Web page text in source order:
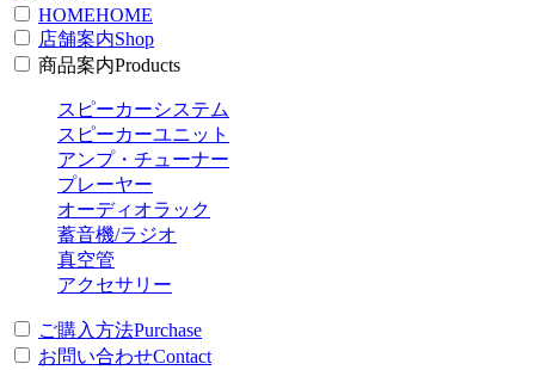
HOMEHOME
店舗案内Shop
商品案内Products
スピーカーシステム
スピーカーユニット
アンプ・チューナー
プレーヤー
オーディオラック
蓄音機/ラジオ
真空管
アクセサリー
ご購入方法Purchase
お問い合わせContact